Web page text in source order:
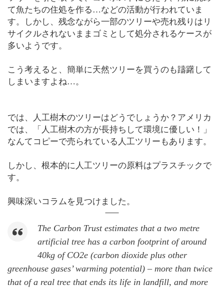
て魚たちの住処を作る…などの活動が行われていま
す。しかし、残念ながら一部のツリーや売れ残りはリ
サイクルされないままゴミとして処分されるケースが
多いようです。
こう考えると、簡単に天然ツリーを買うのも躊躇して
しまいますよね…。
では、人工樹木のツリーはどうでしょうか？アメリカ
では、「人工樹木の方が長持ちして環境に優しい！」
なんてコピーで売られている人工ツリーもあります。
しかし、根本的に人工ツリーの原料はプラスチックで
す。
興味深いコラムを見つけました。
The Carbon Trust estimates that a two metre
artificial tree has a carbon footprint of around
40kg of CO2e (carbon dioxide plus other
greenhouse gases’ warming potential) – more than twice
that of a real tree that ends its life in landfill, and more